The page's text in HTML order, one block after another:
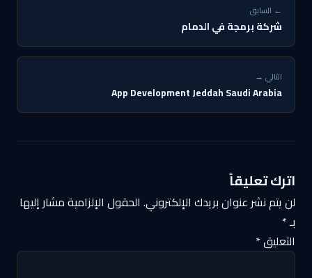
← السابق
شركة برمجة في الدمام
التالي →
App Development Jeddah Saudi Arabia
اترك تعليقاً
لن يتم نشر عنوان بريدك الإلكتروني. الحقول الإلزامية مشار إليها
بـ*
التعليق*